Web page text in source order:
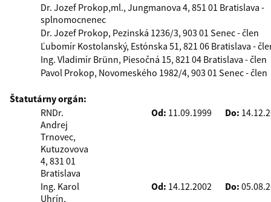
Dr. Jozef Prokop,ml., Jungmanova 4, 851 01 Bratislava -
splnomocnenec
Dr. Jozef Prokop, Pezinská 1236/3, 903 01 Senec - člen
Ľubomír Kostolanský, Estónska 51, 821 06 Bratislava -
Ing. Vladimír Brünn, Piesočná 15, 821 04 Bratislava - člen
Pavol Prokop, Novomeského 1982/4, 903 01 Senec - člen
Štatutárny orgán:
RNDr.
Andrej
Trnovec,
Kutuzovova
4, 831 01
Bratislava
Od: 11.09.1999 Do:
Ing. Karol
Uhrín,
Od: 14.12.2002 Do: